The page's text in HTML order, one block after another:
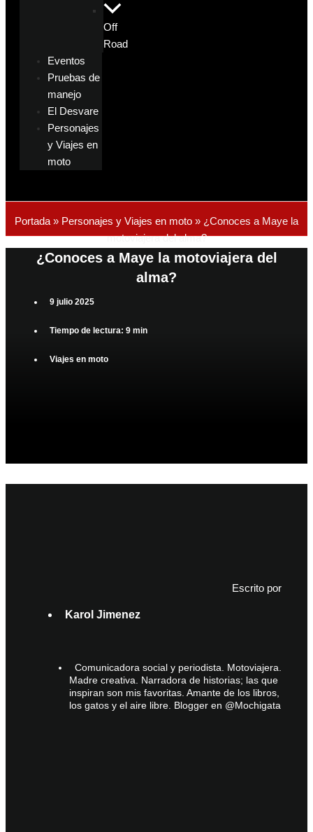
Off
Road
Eventos
Pruebas de
manejo
El Desvare
Personajes
y Viajes en
moto
Portada » Personajes y Viajes en moto » ¿Conoces a Maye la
motoviajera del alma?
¿Conoces a Maye la motoviajera del
alma?
9 julio 2025
Tiempo de lectura: 9 min
Viajes en moto
Escrito por
Karol Jimenez
Comunicadora social y periodista. Motoviajera.
Madre creativa. Narradora de historias; las que
inspiran son mis favoritas. Amante de los libros,
los gatos y el aire libre. Blogger en @Mochigata